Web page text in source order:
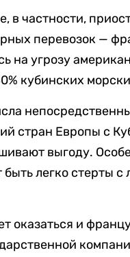
в частности,
перевозок —
на угрозу
кубинских
стран Европы с
выгоду.
легко стерты с
оказаться и